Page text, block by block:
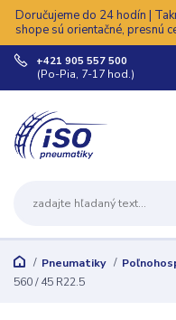
Doručujeme do 24 hodín |
shope sú orientačné, presnú
+421 905 557 500
(Po-Pia, 7-17 hod.)
Pneumatiky
560 / 45 R22.5